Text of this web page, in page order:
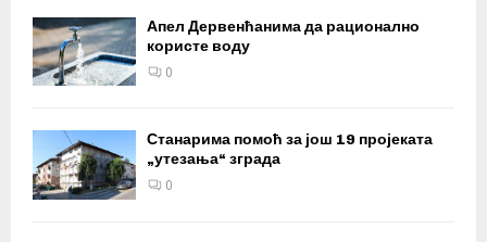
Апел Дервенћанима да рационално
користе воду
0
Станарима помоћ за још 19 пројеката
„утезања“ зграда
0